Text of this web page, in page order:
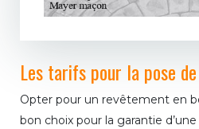
Les tarifs pour la pose
Opter pour un revêtement en
bon choix pour la garantie